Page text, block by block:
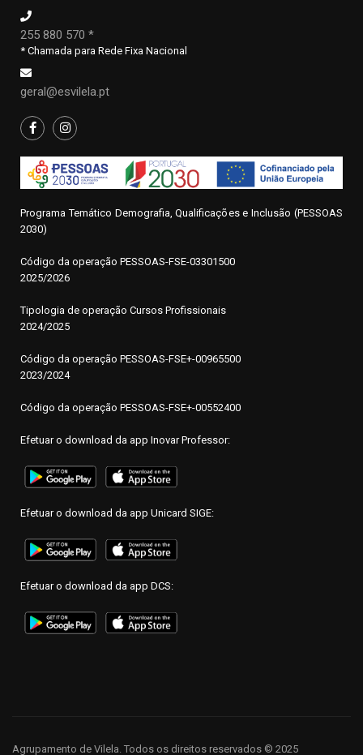
255 880 570 *
* Chamada para Rede Fixa Nacional
geral@esvilela.pt
Programa Temático Demografia, Qualificações e Inclusão (PESSOAS
2030)
Código da operação PESSOAS-FSE-03301500
2025/2026
Tipologia de operação Cursos Profissionais
2024/2025
Código da operação PESSOAS-FSE+-00965500
2023/2024
Código da operação PESSOAS-FSE+-00552400
Efetuar o download da app Inovar Professor:
Efetuar o download da app Unicard SIGE:
Efetuar o download da app DCS:
Agrupamento de Vilela. Todos os direitos reservados © 2025